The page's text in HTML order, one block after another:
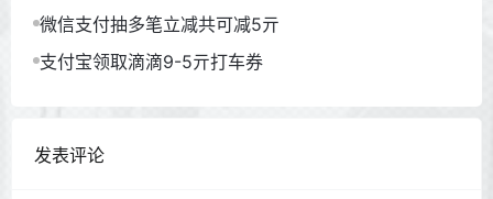
微信支付抽多笔立减共可减5亓
支付宝领取滴滴9-5亓打车券
发表评论